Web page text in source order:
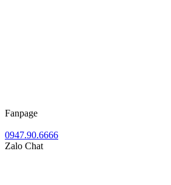
Fanpage
0947.90.6666
Zalo Chat